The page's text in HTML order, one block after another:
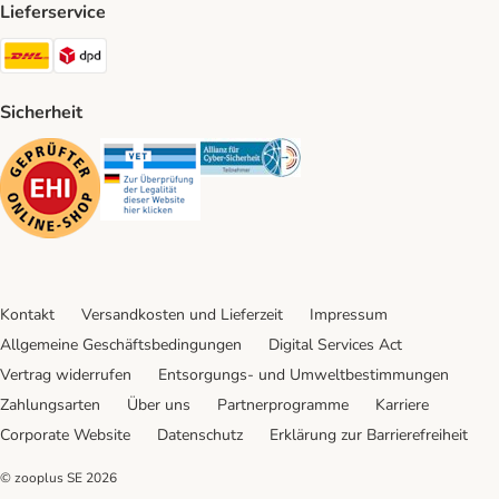
Lieferservice
DHL Shipping Method
Sicherheit
Security Security Security
Kontakt Versandkosten und Lieferzeit
Impressum
Allgemeine Geschäftsbedingungen
Digital Services Act
Vertrag widerrufen
Entsorgungs- und Umweltbestimmungen
Zahlungsarten
Über uns Partnerprogramme
Karriere
Corporate Website
Datenschutz Erklärung zur Barrierefreiheit
© zooplus SE 2026